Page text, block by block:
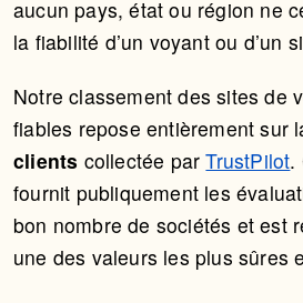
aucun pays, état ou région ne
la fiabilité d’un voyant ou d’un
Notre classement des sites de
fiables repose entièrement sur
clients collectée parTrustPilot.
fournit publiquement les
bon nombre de sociétés et est
une des valeurs les plus sûres